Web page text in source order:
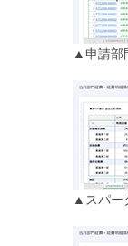
▲申請部
▲スパー